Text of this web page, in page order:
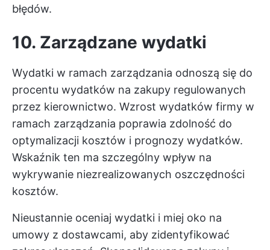
błędów.
10. Zarządzane wydatki
Wydatki w ramach zarządzania odnoszą się do
procentu wydatków na zakupy regulowanych
przez kierownictwo. Wzrost wydatków firmy w
ramach zarządzania poprawia zdolność do
optymalizacji kosztów i prognozy wydatków.
Wskaźnik ten ma szczególny wpływ na
wykrywanie niezrealizowanych oszczędności
kosztów.
Nieustannie oceniaj wydatki i miej oko na
umowy z dostawcami, aby zidentyfikować